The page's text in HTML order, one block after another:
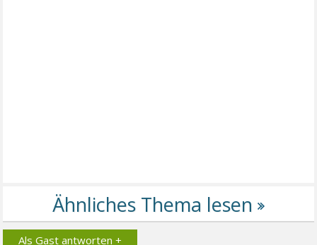
Als Gast antworten +